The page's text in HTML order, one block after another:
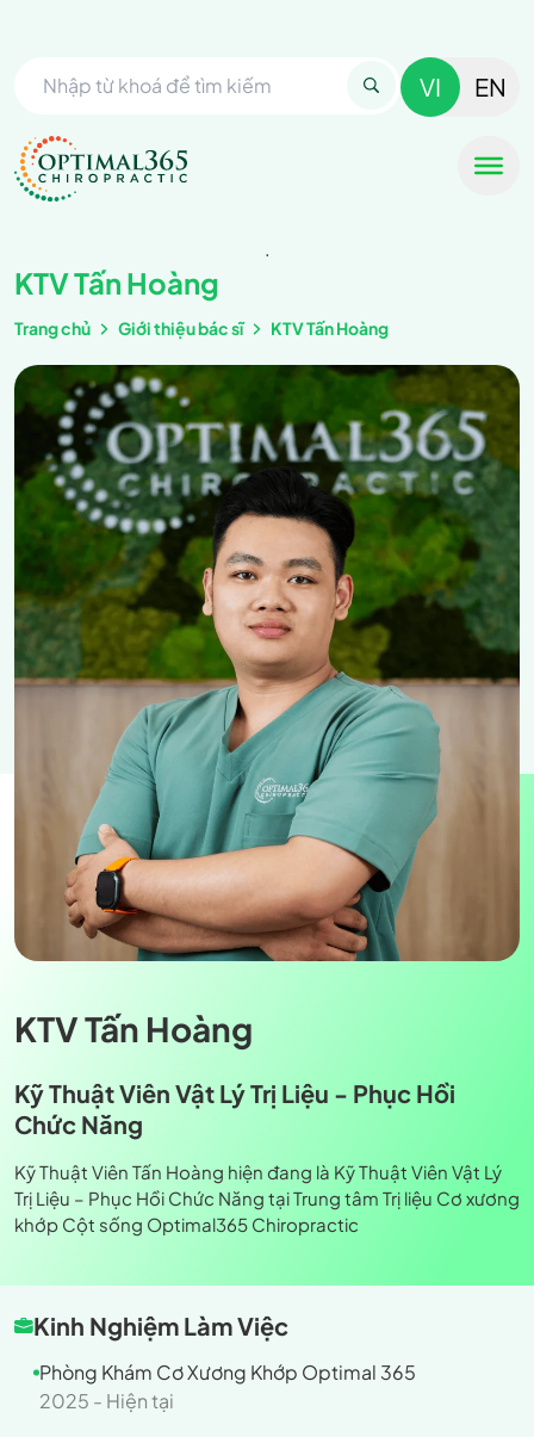
VI EN
.
KTV Tấn Hoàng
Trang chủ Giới thiệu bác sĩ KTV Tấn Hoàng
KTV Tấn Hoàng
Kỹ Thuật Viên Vật Lý Trị Liệu - Phục Hồi
Chức Năng
Kỹ Thuật Viên Tấn Hoàng hiện đang là Kỹ Thuật Viên Vật Lý
Trị Liệu – Phục Hồi Chức Năng tại Trung tâm Trị liệu Cơ xương
khớp Cột sống Optimal365 Chiropractic
Kinh Nghiệm Làm Việc
Phòng Khám Cơ Xương Khớp Optimal 365
2025 - Hiện tại